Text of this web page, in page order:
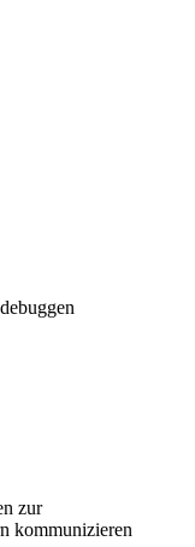
zur
kommunizieren